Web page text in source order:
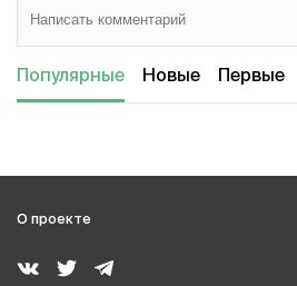
Популярные Новые Первые
О проекте